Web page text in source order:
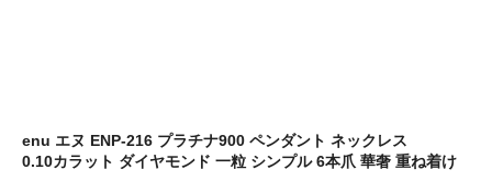
enu エヌ ENP-216 プラチナ900 ペンダント ネックレス
0.10カラット ダイヤモンド 一粒 シンプル 6本爪 華奢 重ね着け